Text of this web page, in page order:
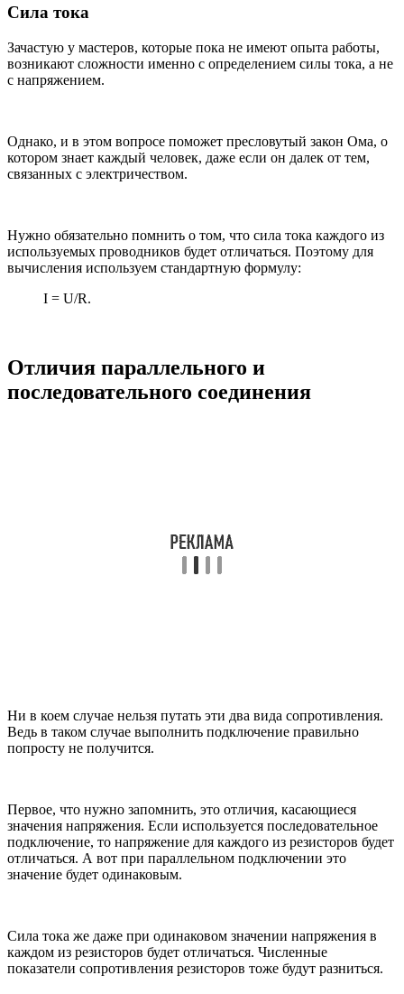
Сила тока
Зачастую у мастеров, которые пока не имеют опыта работы,
возникают сложности именно с определением силы тока, а не
с напряжением.
Однако, и в этом вопросе поможет пресловутый закон Ома, о
котором знает каждый человек, даже если он далек от тем,
связанных с электричеством.
Нужно обязательно помнить о том, что сила тока каждого из
используемых проводников будет отличаться. Поэтому для
вычисления используем стандартную формулу:
I = U/R.
Отличия параллельного и
последовательного соединения
Ни в коем случае нельзя путать эти два вида сопротивления.
Ведь в таком случае выполнить подключение правильно
попросту не получится.
Первое, что нужно запомнить, это отличия, касающиеся
значения напряжения. Если используется последовательное
подключение, то напряжение для каждого из резисторов будет
отличаться. А вот при параллельном подключении это
значение будет одинаковым.
Сила тока же даже при одинаковом значении напряжения в
каждом из резисторов будет отличаться. Численные
показатели сопротивления резисторов тоже будут разниться.